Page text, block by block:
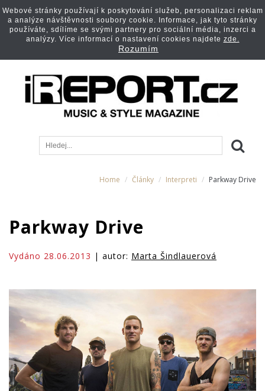
Home Články Interpreti Parkway Drive
Parkway Drive
Vydáno 28.06.2013 | autor: Marta Šindlauerová
Webové stránky používají k poskytování služeb, personalizaci reklam
a analýze návštěvnosti soubory cookie. Informace, jak tyto stránky
používáte, sdílíme se svými partnery pro sociální média, inzerci a
analýzy. Více informací o nastavení cookies najdete zde.
Rozumím